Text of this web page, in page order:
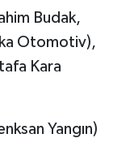
Budak,
Otomotiv),
Kara
Yangın)